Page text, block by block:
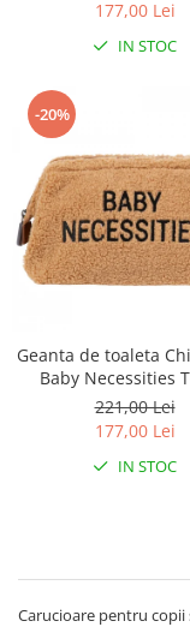
177,00 Lei
IN STOC
-20%
Geanta de toaleta
Baby Necessities
221,00 Lei
177,00 Lei
IN STOC
Carucioare pentru